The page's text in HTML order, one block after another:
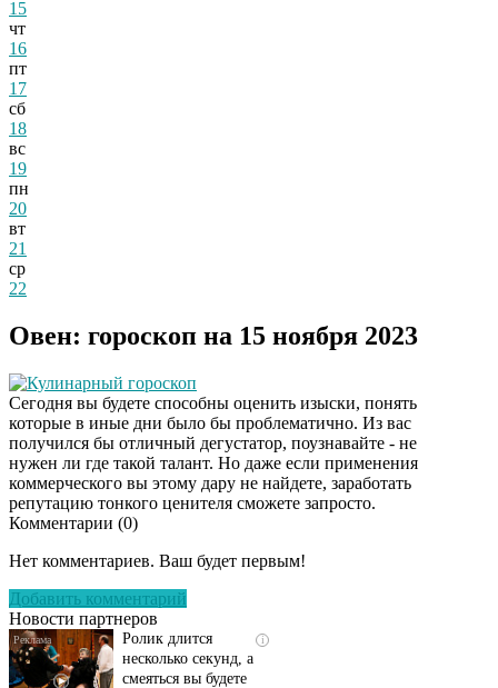
15
чт
16
пт
17
сб
18
вс
19
пн
20
вт
21
ср
22
Овен: гороскоп на 15 ноября 2023
Кулинарный гороскоп
Сегодня вы будете способны оценить изыски, понять
которые в иные дни было бы проблематично. Из вас
получился бы отличный дегустатор, поузнавайте - не
нужен ли где такой талант. Но даже если применения
коммерческого вы этому дару не найдете, заработать
репутацию тонкого ценителя сможете запросто.
Комментарии (0)
Нет комментариев. Ваш будет первым!
Добавить комментарий
Новости партнеров
Скрытая камера на
люди вытворяют, когда
i
Ролик длится
несколько секунд, а
смеяться вы будете